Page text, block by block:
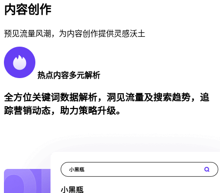
内容创作
预见流量风潮，为内容创作提供灵感沃土
热点内容多元解析
全方位关键词数据解析，洞见流量及搜索趋势，追
踪营销动态，助力策略升级。